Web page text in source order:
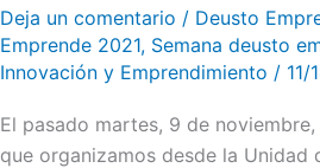
Deja un comentario / Deusto
Emprende 2021, Semana deusto
Innovación y Emprendimiento / 11/
El pasado martes, 9 de
que organizamos desde la